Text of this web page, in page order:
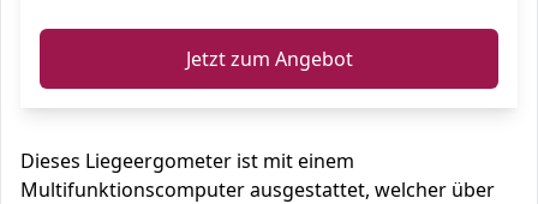
Jetzt zum Angebot
Dieses Liegeergometer ist mit einem
Multifunktionscomputer ausgestattet, welcher über